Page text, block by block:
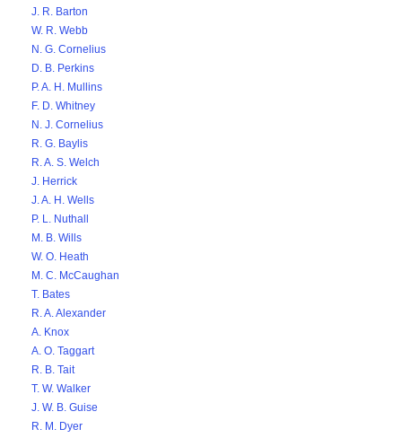
J. R. Barton
W. R. Webb
N. G. Cornelius
D. B. Perkins
P. A. H. Mullins
F. D. Whitney
N. J. Cornelius
R. G. Baylis
R. A. S. Welch
J. Herrick
J. A. H. Wells
P. L. Nuthall
M. B. Wills
W. O. Heath
M. C. McCaughan
T. Bates
R. A. Alexander
A. Knox
A. O. Taggart
R. B. Tait
T. W. Walker
J. W. B. Guise
R. M. Dyer